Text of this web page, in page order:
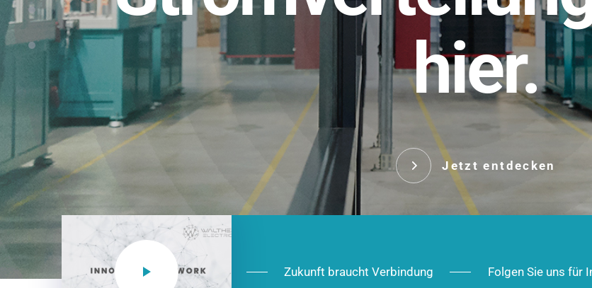
hier.
Jetzt entdecken
NEO CEE: Energieverteilung mit System. Robust im Alltag,
effizient in der Installation, zukunftsfähig im Ausbau.
Das
robust, IP-
Jetzt
Zukunft braucht Verbindung Folgen Sie uns für